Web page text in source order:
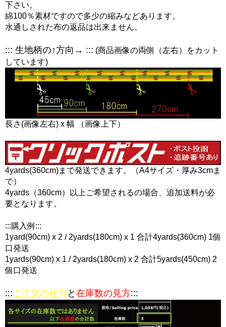
下さい。
綿100％素材ですので多少の縮みなどあります。
水通しされた布の返品は出来ません。
::: 生地柄の↑方向→ ::: (商品画像の両側（左右）をカット
しています)
長さ(画像左右) x 幅 （画像上下）
4yards(360cm)まで発送できます。（A4サイズ・厚み3cmま
で）
4yards（360cm）以上ご希望されるの場合、追加送料が必
要となります。
:::購入例:::
1yard(90cm) x 2 / 2yards(180cm) x 1 合計4yards(360cm) 1個
口発送
1yards(90cm) x 1 / 2yards(180cm) x 2 合計5yards(450cm) 2
個口発送
:::ご注文の仕方と 在庫数の見方:::